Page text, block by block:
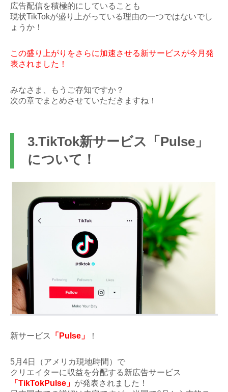
広告配信を積極的にしていることも
現状TikTokが盛り上がっている理由の一つではないでし
ょうか！
この盛り上がりをさらに加速させる新サービスが今月発
表されました！
みなさま、もうご存知ですか？
次の章でまとめさせていただきますね！
3.TikTok新サービス「Pulse」
について！
新サービス 「Pulse」 ！
5月4日（アメリカ現地時間）で
クリエイターに収益を分配する新広告サービス
「TikTokPulse」 が発表されました！